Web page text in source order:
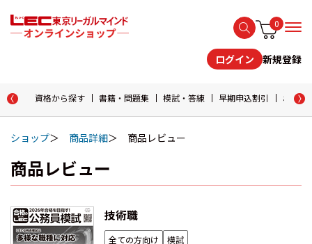
0
ログイン 新規登録
資格から探す 書籍・問題集 模試・答練 早期申込割引 おため
ショップ 商品詳細 商品レビュー
商品レビュー
技術職
全ての方向け 模試